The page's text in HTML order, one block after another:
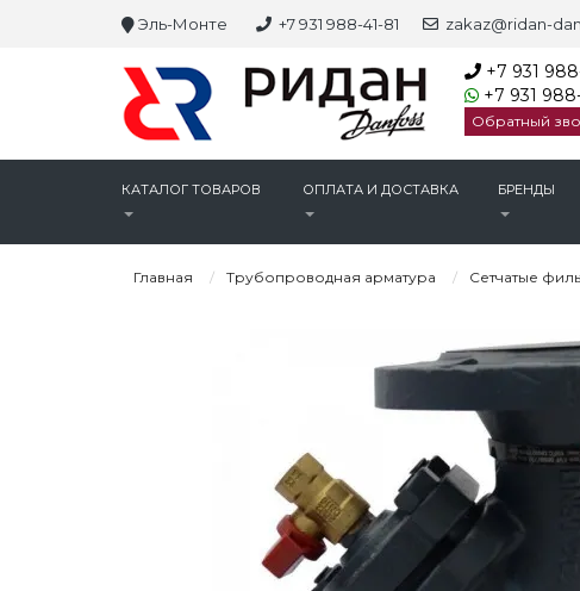
Эль-Монте +7 931 988-41-81 zakaz@ridan-
+7 931
+7 931
Обратный
КАТАЛОГ ТОВАРОВ ОПЛАТА И ДОСТАВКА БРЕНДЫ
Главная Трубопроводная арматура Сетчатые